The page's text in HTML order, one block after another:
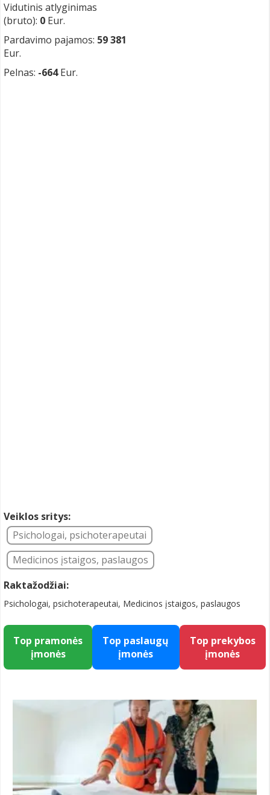
Vidutinis atlyginimas
(bruto): 0 Eur.
Pardavimo pajamos: 59 381
Eur.
Pelnas: -664Eur.
Veiklos sritys:
Psichologai, psichoterapeutai
Medicinos įstaigos, paslaugos
Raktažodžiai:
Psichologai, psichoterapeutai, Medicinos įstaigos, paslaugos
Top pramonės
įmonės
Top paslaugų
įmonės
Top prekybos
įmonės